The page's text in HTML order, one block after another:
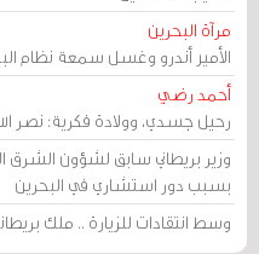
مرآة البحرين
الأمير أندرو وغسل سمعة نظام
أحمد رضي
رحيل جسدي، وولادة فكرية: نصر
وزير بريطاني سابق لشؤون
بسبب دور استشاري في البحرين
وسط انتقادات للزيارة .. ملك